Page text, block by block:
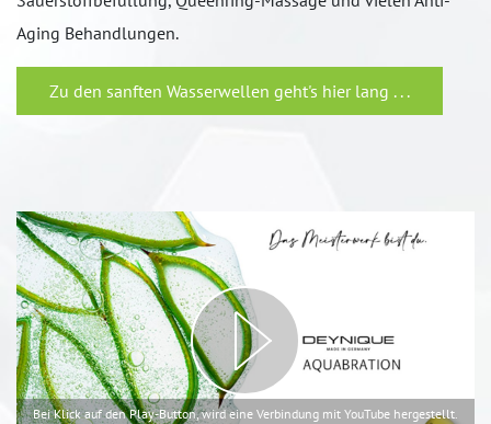
Aging Behandlungen.
Zu den sanften Wasserwellen geht's hier lang . . .
Bei Klick auf den Play-Button, wird eine Verbindung mit YouTube hergestellt.